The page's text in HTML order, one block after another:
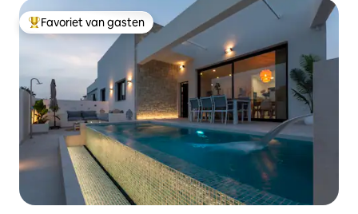
Topfavoriet van gasten
Favoriet van gasten